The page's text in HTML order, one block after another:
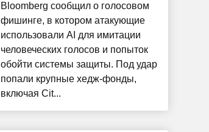
Bloomberg сообщил о голосовом
фишинге, в котором атакующие
использовали AI для имитации
человеческих голосов и попыток
обойти системы защиты. Под удар
попали крупные хедж-фонды,
включая Cit...